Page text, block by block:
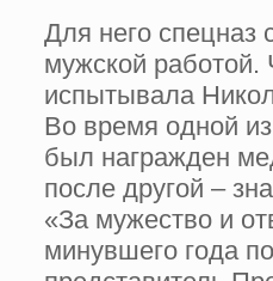
Для него спецназ
мужской работой.
испытывала
Во время одной
был награжден
после другой –
«За мужество и
минувшего года